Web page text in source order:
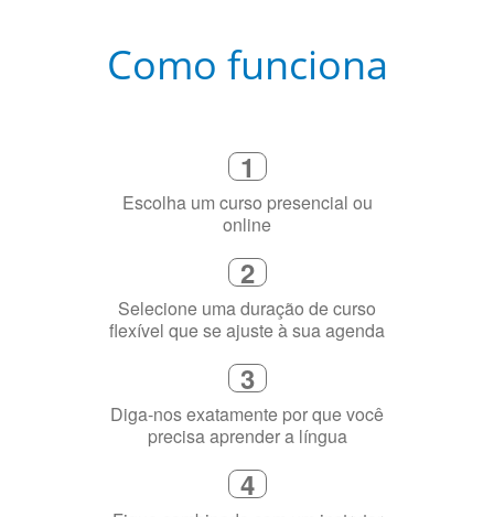
1
Escolha um curso presencial ou
online
2
Selecione uma duração de curso
flexível que se ajuste à sua agenda
3
Diga-nos exatamente por que você
precisa aprender a língua